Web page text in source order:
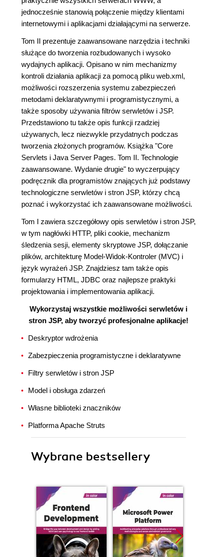
jednocześnie stanowią połączenie między klientami
internetowymi i aplikacjami działającymi na serwerze.
Tom II prezentuje zaawansowane narzędzia i techniki
służące do tworzenia rozbudowanych i wysoko
wydajnych aplikacji. Opisano w nim mechanizmy
kontroli działania aplikacji za pomocą pliku web.xml,
możliwości rozszerzenia systemu zabezpieczeń
metodami deklaratywnymi i programistycznymi, a
także sposoby używania filtrów serwletów i JSP.
Przedstawiono tu także opis funkcji rzadziej
używanych, lecz niezwykle przydatnych podczas
tworzenia złożonych programów. Książka "Core
Servlets i Java Server Pages. Tom II. Technologie
zaawansowane. Wydanie drugie" to wyczerpujący
podręcznik dla programistów znających już podstawy
technologiczne serwletów i stron JSP, którzy chcą
poznać i wykorzystać ich zaawansowane możliwości.
Tom I zawiera szczegółowy opis serwletów i stron JSP,
w tym nagłówki HTTP, pliki cookie, mechanizm
śledzenia sesji, elementy skryptowe JSP, dołączanie
plików, architekturę Model-Widok-Kontroler (MVC) i
język wyrażeń JSP. Znajdziesz tam także opis
formularzy HTML, JDBC oraz najlepsze praktyki
projektowania i implementowania aplikacji.
Wykorzystaj wszystkie możliwości serwletów i
stron JSP, aby tworzyć profesjonalne aplikacje!
Deskryptor wdrożenia
Zabezpieczenia programistyczne i deklaratywne
Filtry serwletów i stron JSP
Model i obsługa zdarzeń
Własne biblioteki znaczników
Platforma Apache Struts
Wybrane bestsellery